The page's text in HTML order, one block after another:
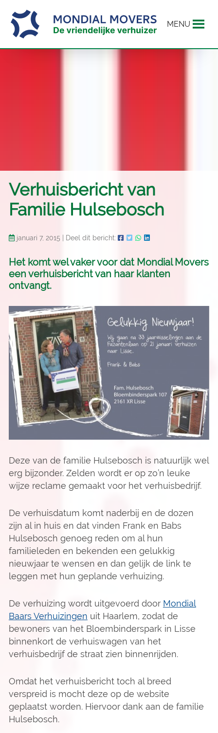
MENU
Verhuisbericht van
Familie Hulsebosch
januari 7, 2015 Deel dit bericht:
Het komt wel vaker voor dat Mondial Movers
een verhuisbericht van haar klanten
ontvangt.
Deze van de familie Hulsebosch is natuurlijk wel
erg bijzonder. Zelden wordt er op zo’n leuke
wijze reclame gemaakt voor het verhuisbedrijf.
De verhuisdatum komt naderbij en de dozen
zijn al in huis en dat vinden Frank en Babs
Hulsebosch genoeg reden om al hun
familieleden en bekenden een gelukkig
nieuwjaar te wensen en dan gelijk de link te
leggen met hun geplande verhuizing.
De verhuizing wordt uitgevoerd door Mondial
Baars Verhuizingen uit Haarlem, zodat de
bewoners van het Bloembinderspark in Lisse
binnenkort de verhuiswagen van het
verhuisbedrijf de straat zien binnenrijden.
Omdat het verhuisbericht toch al breed
verspreid is mocht deze op de website
geplaatst worden. Hiervoor dank aan de familie
Hulsebosch.